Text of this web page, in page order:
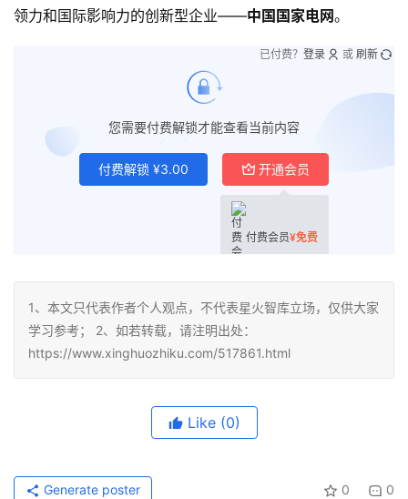
领力和国际影响力的创新型企业——中国国家电网。
您需要付费解锁才能查看当前内容
付费解锁 ¥3.00 开通会员
付费会员¥免费
已付费？ 登录 或 刷新
1、本文只代表作者个人观点，不代表星火智库立场，仅供大家
学习参考； 2、如若转载，请注明出处：
https://www.xinghuozhiku.com/517861.html
Like (0)
0 0
Generate poster